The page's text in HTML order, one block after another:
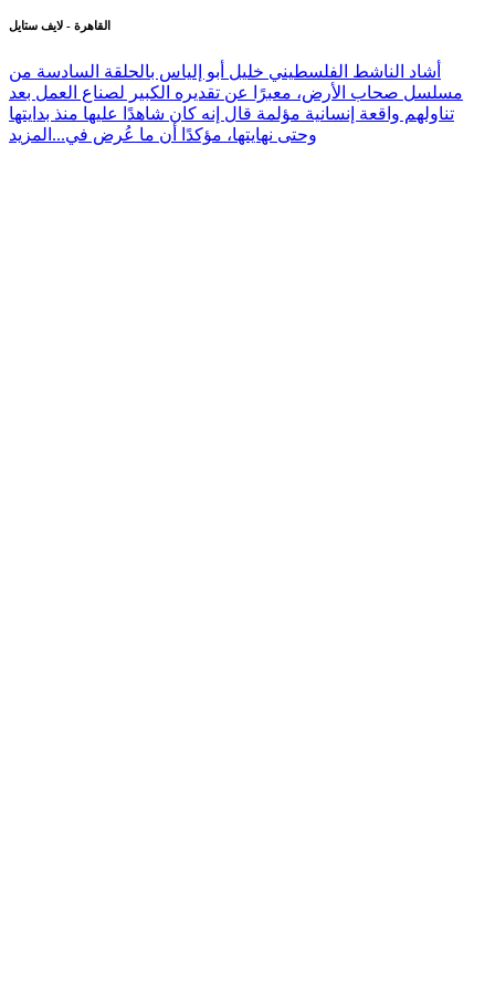
القاهرة - لايف ستايل
أشاد الناشط الفلسطيني خليل أبو إلياس بالحلقة السادسة من
مسلسل صحاب الأرض، معبرًا عن تقديره الكبير لصناع العمل بعد
تناولهم واقعة إنسانية مؤلمة قال إنه كان شاهدًا عليها منذ بدايتها
وحتى نهايتها، مؤكدًا أن ما عُرض في... المزيد